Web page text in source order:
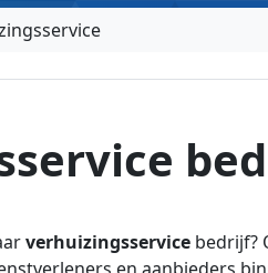
verhuizingsservice bedrijf?